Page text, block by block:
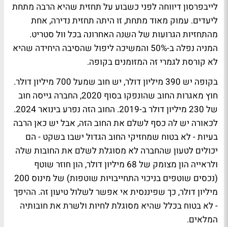
לייבפרסון דיווחה לפני כשבוע על תחזית שהיא הרבה מתחת
ליעדים. עמוק מאוד מתחת, זו היתה תחזית נדירה, אחת
מהתחזיות הגרועות של השנה האחרונה בכל וול סטריט.
המניה נפלה ב-50% והמשיכה ליפול שהסיבה היחידה שהיא
לא קורסת לגמרי זה המזומנים בקופה.
בקופה יש 390 מיליון דולר, יש חוב שמעל 700 מיליון דולר.
חוץ מאגרות החוב שהונפקו בסוף 2020, החברה גייסה חוב
של 230 מיליון דולר ב-2019. החוב הזה נפרע בינואר 2024.
לכאורה יש לה כסף לשלם את החוב הזה, אבל יש כאן הרבה
בעיות - לא בטוח שמחזיקי החוב הגדול ישבו בשקט - הם
יכולים לטעון שהחברה לא מסוגלת לשלם את החובות שלה
ולראייה הון מצומק של 68 מיליון דולר, הון חוזר שוטף
(נכסים שוטפים בניכוי התחייבויות שוטפות) של מינוס 200
מיליון דולר, כך שפיננסית אי אפשר לשלול טיעון זה. ההיפך
- לא בטוח בכלל שהיא מסוגלת לחיות ולשרת את חובותיה
המלאים.